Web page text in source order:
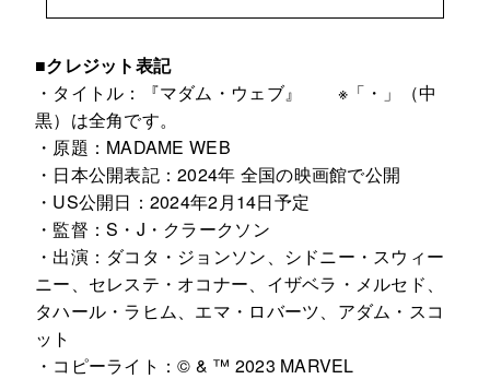
■クレジット表記
・タイトル：『マダム・ウェブ』 ※「・」（中
黒）は全角です。
・原題：MADAME WEB
・日本公開表記：2024年 全国の映画館で公開
・US公開日：2024年2月14日予定
・監督：S・J・クラークソン
・出演：ダコタ・ジョンソン、シドニー・スウィー
ニー、セレステ・オコナー、イザベラ・メルセド、
タハール・ラヒム、エマ・ロバーツ、アダム・スコ
ット
・コピーライト：© & ™ 2023 MARVEL